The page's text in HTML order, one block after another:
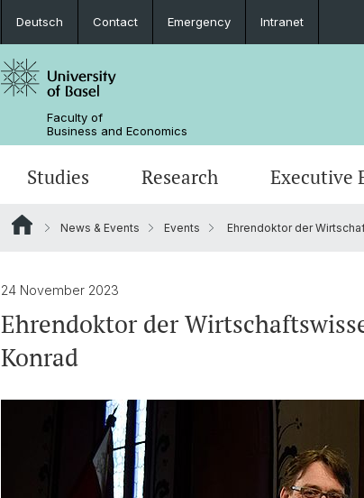
Deutsch Contact Emergency Intranet
Faculty of
Business and Economics
Studies Research Executive
News & Events Events Ehrendoktor der
24 November 2023
Ehrendoktor der
Konrad